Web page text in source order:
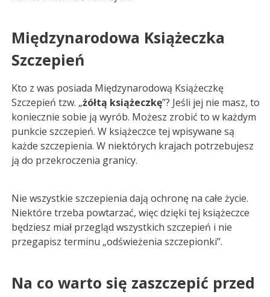
Międzynarodowa Książeczka
Szczepień
Kto z was posiada Międzynarodową Książeczkę
Szczepień tzw. „żółtą książeczkę”? Jeśli jej nie masz, to
koniecznie sobie ją wyrób. Możesz zrobić to w każdym
punkcie szczepień. W książeczce tej wpisywane są
każde szczepienia. W niektórych krajach potrzebujesz
ją do przekroczenia granicy.
Nie wszystkie szczepienia dają ochronę na całe życie.
Niektóre trzeba powtarzać, więc dzięki tej książeczce
będziesz miał przegląd wszystkich szczepień i nie
przegapisz terminu „odświeżenia szczepionki”.
Na co warto się zaszczepić przed